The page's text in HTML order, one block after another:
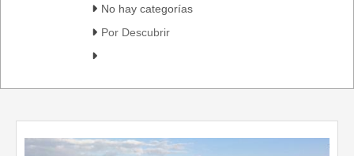
No hay categorías
Por Descubrir